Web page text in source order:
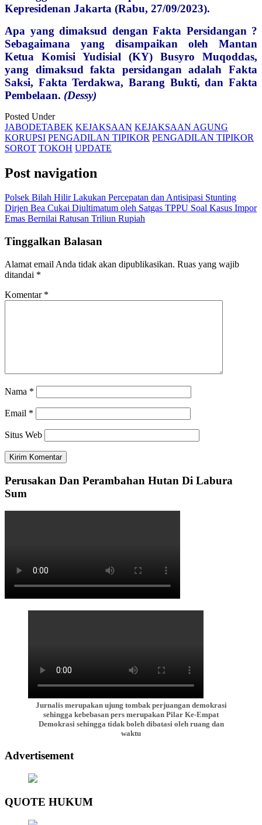
Kepresidenan Jakarta (Rabu, 27/09/2023).
Apa yang dimaksud dengan Fakta Persidangan ?
Sebagaimana yang disampaikan oleh Mantan
Ketua Komisi Yudisial (KY) Busyro Muqoddas,
yang dimaksud fakta persidangan adalah Fakta
Saksi, Fakta Terdakwa, Barang Bukti, dan Fakta
Pembelaan. (Dessy)
Posted Under
JABODETABEK KEJAKSAAN KEJAKSAAN AGUNG
KORUPSI PENGADILAN TIPIKOR PENGADILAN TIPIKOR
SOROT TOKOH UPDATE
Post navigation
Polsek Bilah Hilir Lakukan Percepatan dan Antisipasi Stunting
Dirjen Bea Cukai Diultimatum oleh Satgas TPPU Soal Kasus Impor
Emas Bernilai Ratusan Triliun Rupiah
Tinggalkan Balasan
Alamat email Anda tidak akan dipublikasikan. Ruas yang wajib
ditandai *
Komentar *
Nama *
Email *
Situs Web
Perusakan Dan Perambahan Hutan Di Labura
Sum
Jurnalis merupakan ujung tombak perjuangan demokrasi
sehingga kebebasan pers merupakan Pilar Ke-Empat
Demokrasi sehingga tidak boleh dibatasi oleh ruang dan
waktu
Advertisement
QUOTE HUKUM